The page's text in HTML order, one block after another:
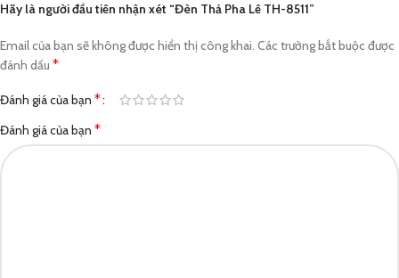
Hãy là người đầu tiên nhận xét “Đèn Thả Pha Lê TH-8511”
Email của bạn sẽ không được hiển thị công khai. Các trường bắt buộc được
đánh dấu *
Đánh giá của bạn *
Đánh giá của bạn *